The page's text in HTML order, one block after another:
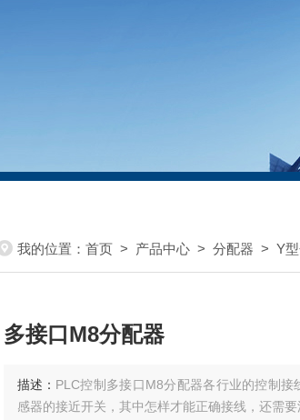
我的位置： 首页 > 产品中心 > 分配器 > Y
多接口M8分配器
描述： PLC控制多接口M8分配器各行业的控制
感器的接近开关，其中怎样才能正确接线，还需